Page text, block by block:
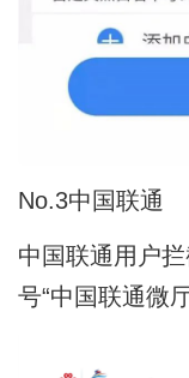
No.3中国联通
中国联通用户
号“中国联通微厅